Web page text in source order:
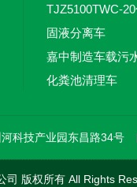
固液分离车
化粪池清理车
科技产业园东昌路34号
版权所有 All Rights